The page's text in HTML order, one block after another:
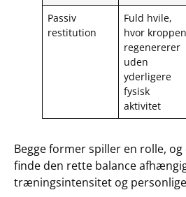
Passiv
restitution
Fuld hvile,
hvor kroppen
regenererer
uden
yderligere
fysisk
aktivitet
Begge former spiller en rolle,
finde den rette balance
træningsintensitet og